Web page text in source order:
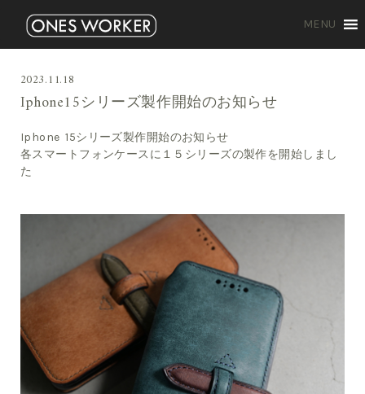
MENU
2023.11.18
Iphone15シリーズ製作開始のお知らせ
Iphone 15シリーズ製作開始のお知らせ
各スマートフォンケースに１５シリーズの製作を開始しまし
た